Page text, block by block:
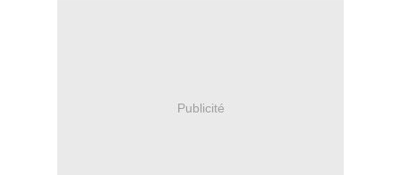
Publicité